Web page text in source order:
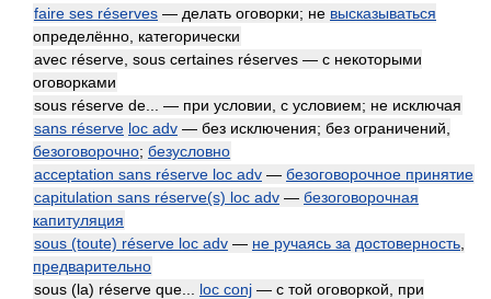
faire ses réserves — делать оговорки; не высказываться
определённо, категорически
avec réserve, sous certaines réserves — с некоторыми
оговорками
sous réserve de... — при условии, с условием; не исключая
sans réserve loc adv — без исключения; без ограничений,
безоговорочно; безусловно
acceptation sans réserve loc adv — безоговорочное принятие
capitulation sans réserve(s) loc adv — безоговорочная
капитуляция
sous (toute) réserve loc adv — не ручаясь за достоверность
предварительно
sous (la) réserve que... loc conj — с той оговоркой, при